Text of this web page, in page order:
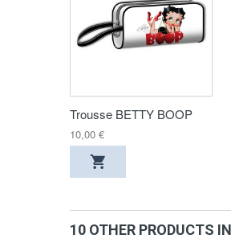
Trousse BETTY BOOP
10,00 €
10 OTHER PRODUCTS